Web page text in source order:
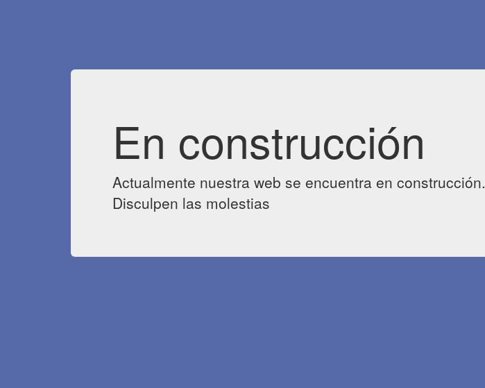
En construcción
Actualmente nuestra web se encuentra en construcción.
Disculpen las molestias